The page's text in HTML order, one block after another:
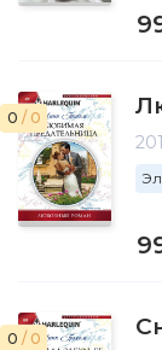
0 / 0
0 / 0